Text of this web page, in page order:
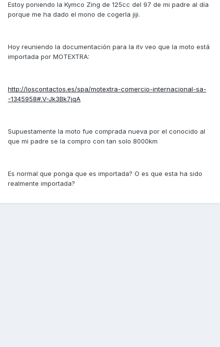
Estoy poniendo la Kymco Zing de 125cc del 97 de mi padre al día
porque me ha dado el mono de cogerla jiji.
Hoy reuniendo la documentación para la itv veo que la moto está
importada por MOTEXTRA:
http://loscontactos.es/spa/motextra-comercio-internacional-sa-
-1345958#.V-Jk3Bk7jqA
Supuestamente la moto fue comprada nueva por el conocido al
que mi padre se la compro con tan solo 8000km
Es normal que ponga que es importada? O es que esta ha sido
realmente importada?